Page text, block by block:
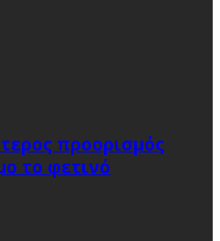
προορισμός
το φετινό